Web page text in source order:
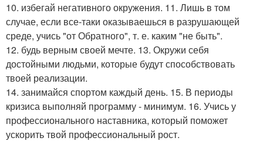
10. избегай негативного окружения. 11. Лишь в том
случае, если все-таки оказываешься в разрушающей
среде, учись "от Обратного", т. е. каким "не быть".
12. будь верным своей мечте. 13. Окружи себя
достойными людьми, которые будут способствовать
твоей реализации.
14. занимайся спортом каждый день. 15. В периоды
кризиса выполняй программу - минимум. 16. Учись у
профессионального наставника, который поможет
ускорить твой профессиональный рост.